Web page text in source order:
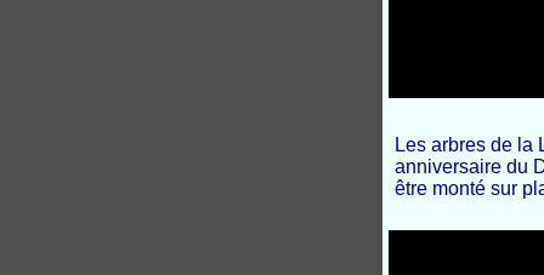
Les arbres de la
anniversaire du
être monté sur